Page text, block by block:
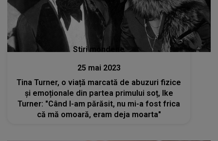
Stiri mondene
25 mai 2023
Tina Turner, o viață marcată de abuzuri fizice
și emoționale din partea primului soț, Ike
Turner: "Când l-am părăsit, nu mi-a fost frica
că mă omoară, eram deja moarta"